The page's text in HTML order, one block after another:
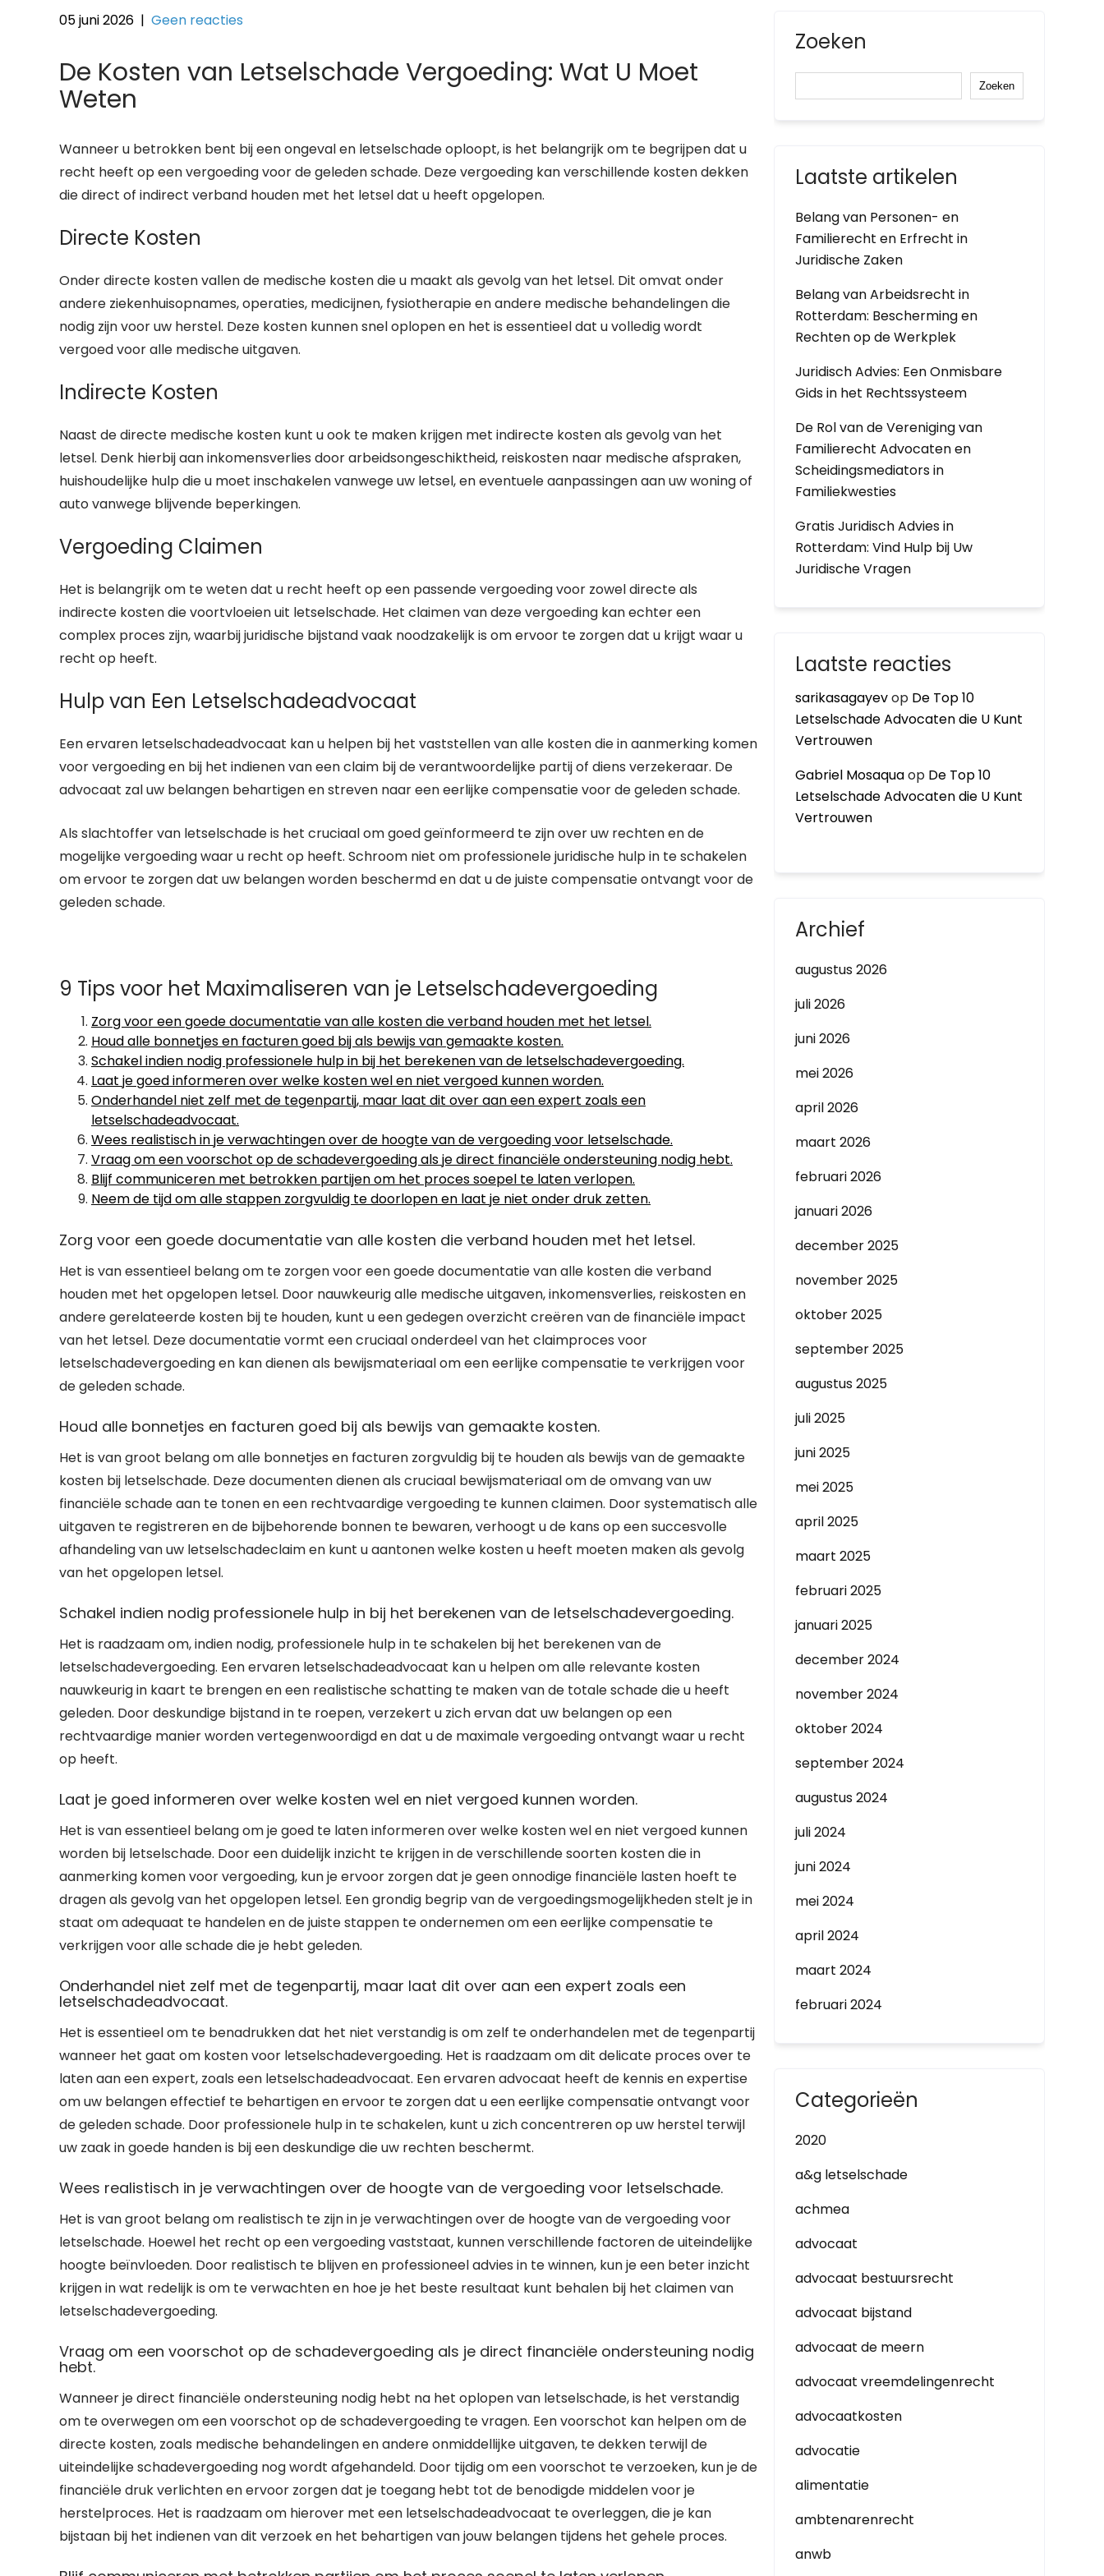
05 juni 2026 | Geen reacties
De Kosten van Letselschade Vergoeding: Wat U Moet
Weten
Wanneer u betrokken bent bij een ongeval en letselschade oploopt, is het belangrijk om te begrijpen dat u
recht heeft op een vergoeding voor de geleden schade. Deze vergoeding kan verschillende kosten dekken
die direct of indirect verband houden met het letsel dat u heeft opgelopen.
Directe Kosten
Onder directe kosten vallen de medische kosten die u maakt als gevolg van het letsel. Dit omvat onder
andere ziekenhuisopnames, operaties, medicijnen, fysiotherapie en andere medische behandelingen die
nodig zijn voor uw herstel. Deze kosten kunnen snel oplopen en het is essentieel dat u volledig wordt
vergoed voor alle medische uitgaven.
Indirecte Kosten
Naast de directe medische kosten kunt u ook te maken krijgen met indirecte kosten als gevolg van het
letsel. Denk hierbij aan inkomensverlies door arbeidsongeschiktheid, reiskosten naar medische afspraken,
huishoudelijke hulp die u moet inschakelen vanwege uw letsel, en eventuele aanpassingen aan uw woning of
auto vanwege blijvende beperkingen.
Vergoeding Claimen
Het is belangrijk om te weten dat u recht heeft op een passende vergoeding voor zowel directe als
indirecte kosten die voortvloeien uit letselschade. Het claimen van deze vergoeding kan echter een
complex proces zijn, waarbij juridische bijstand vaak noodzakelijk is om ervoor te zorgen dat u krijgt waar u
recht op heeft.
Hulp van Een Letselschadeadvocaat
Een ervaren letselschadeadvocaat kan u helpen bij het vaststellen van alle kosten die in aanmerking komen
voor vergoeding en bij het indienen van een claim bij de verantwoordelijke partij of diens verzekeraar. De
advocaat zal uw belangen behartigen en streven naar een eerlijke compensatie voor de geleden schade.
Als slachtoffer van letselschade is het cruciaal om goed geïnformeerd te zijn over uw rechten en de
mogelijke vergoeding waar u recht op heeft. Schroom niet om professionele juridische hulp in te schakelen
om ervoor te zorgen dat uw belangen worden beschermd en dat u de juiste compensatie ontvangt voor de
geleden schade.
9 Tips voor het Maximaliseren van je Letselschadevergoeding
Zorg voor een goede documentatie van alle kosten die verband houden met het letsel.
Houd alle bonnetjes en facturen goed bij als bewijs van gemaakte kosten.
Schakel indien nodig professionele hulp in bij het berekenen van de letselschadevergoeding.
Laat je goed informeren over welke kosten wel en niet vergoed kunnen worden.
Onderhandel niet zelf met de tegenpartij, maar laat dit over aan een expert zoals een
letselschadeadvocaat.
Wees realistisch in je verwachtingen over de hoogte van de vergoeding voor letselschade.
Vraag om een voorschot op de schadevergoeding als je direct financiële ondersteuning nodig hebt.
Blijf communiceren met betrokken partijen om het proces soepel te laten verlopen.
Neem de tijd om alle stappen zorgvuldig te doorlopen en laat je niet onder druk zetten.
Zorg voor een goede documentatie van alle kosten die verband houden met het letsel.
Het is van essentieel belang om te zorgen voor een goede documentatie van alle kosten die verband
houden met het opgelopen letsel. Door nauwkeurig alle medische uitgaven, inkomensverlies, reiskosten en
andere gerelateerde kosten bij te houden, kunt u een gedegen overzicht creëren van de financiële impact
van het letsel. Deze documentatie vormt een cruciaal onderdeel van het claimproces voor
letselschadevergoeding en kan dienen als bewijsmateriaal om een eerlijke compensatie te verkrijgen voor
de geleden schade.
Houd alle bonnetjes en facturen goed bij als bewijs van gemaakte kosten.
Het is van groot belang om alle bonnetjes en facturen zorgvuldig bij te houden als bewijs van de gemaakte
kosten bij letselschade. Deze documenten dienen als cruciaal bewijsmateriaal om de omvang van uw
financiële schade aan te tonen en een rechtvaardige vergoeding te kunnen claimen. Door systematisch alle
uitgaven te registreren en de bijbehorende bonnen te bewaren, verhoogt u de kans op een succesvolle
afhandeling van uw letselschadeclaim en kunt u aantonen welke kosten u heeft moeten maken als gevolg
van het opgelopen letsel.
Schakel indien nodig professionele hulp in bij het berekenen van de letselschadevergoeding.
Het is raadzaam om, indien nodig, professionele hulp in te schakelen bij het berekenen van de
letselschadevergoeding. Een ervaren letselschadeadvocaat kan u helpen om alle relevante kosten
nauwkeurig in kaart te brengen en een realistische schatting te maken van de totale schade die u heeft
geleden. Door deskundige bijstand in te roepen, verzekert u zich ervan dat uw belangen op een
rechtvaardige manier worden vertegenwoordigd en dat u de maximale vergoeding ontvangt waar u recht
op heeft.
Laat je goed informeren over welke kosten wel en niet vergoed kunnen worden.
Het is van essentieel belang om je goed te laten informeren over welke kosten wel en niet vergoed kunnen
worden bij letselschade. Door een duidelijk inzicht te krijgen in de verschillende soorten kosten die in
aanmerking komen voor vergoeding, kun je ervoor zorgen dat je geen onnodige financiële lasten hoeft te
dragen als gevolg van het opgelopen letsel. Een grondig begrip van de vergoedingsmogelijkheden stelt je in
staat om adequaat te handelen en de juiste stappen te ondernemen om een eerlijke compensatie te
verkrijgen voor alle schade die je hebt geleden.
Onderhandel niet zelf met de tegenpartij, maar laat dit over aan een expert zoals een
letselschadeadvocaat.
Het is essentieel om te benadrukken dat het niet verstandig is om zelf te onderhandelen met de tegenpartij
wanneer het gaat om kosten voor letselschadevergoeding. Het is raadzaam om dit delicate proces over te
laten aan een expert, zoals een letselschadeadvocaat. Een ervaren advocaat heeft de kennis en expertise
om uw belangen effectief te behartigen en ervoor te zorgen dat u een eerlijke compensatie ontvangt voor
de geleden schade. Door professionele hulp in te schakelen, kunt u zich concentreren op uw herstel terwijl
uw zaak in goede handen is bij een deskundige die uw rechten beschermt.
Wees realistisch in je verwachtingen over de hoogte van de vergoeding voor letselschade.
Het is van groot belang om realistisch te zijn in je verwachtingen over de hoogte van de vergoeding voor
letselschade. Hoewel het recht op een vergoeding vaststaat, kunnen verschillende factoren de uiteindelijke
hoogte beïnvloeden. Door realistisch te blijven en professioneel advies in te winnen, kun je een beter inzicht
krijgen in wat redelijk is om te verwachten en hoe je het beste resultaat kunt behalen bij het claimen van
letselschadevergoeding.
Vraag om een voorschot op de schadevergoeding als je direct financiële ondersteuning nodig
hebt.
Wanneer je direct financiële ondersteuning nodig hebt na het oplopen van letselschade, is het verstandig
om te overwegen om een voorschot op de schadevergoeding te vragen. Een voorschot kan helpen om de
directe kosten, zoals medische behandelingen en andere onmiddellijke uitgaven, te dekken terwijl de
uiteindelijke schadevergoeding nog wordt afgehandeld. Door tijdig om een voorschot te verzoeken, kun je de
financiële druk verlichten en ervoor zorgen dat je toegang hebt tot de benodigde middelen voor je
herstelproces. Het is raadzaam om hierover met een letselschadeadvocaat te overleggen, die je kan
bijstaan bij het indienen van dit verzoek en het behartigen van jouw belangen tijdens het gehele proces.
Zoeken
Zoeken
Laatste artikelen
Belang van Personen- en
Familierecht en Erfrecht in
Juridische Zaken
Belang van Arbeidsrecht in
Rotterdam: Bescherming en
Rechten op de Werkplek
Juridisch Advies: Een Onmisbare
Gids in het Rechtssysteem
De Rol van de Vereniging van
Familierecht Advocaten en
Scheidingsmediators in
Familiekwesties
Gratis Juridisch Advies in
Rotterdam: Vind Hulp bij Uw
Juridische Vragen
Laatste reacties
sarikasagayevop De Top 10
Letselschade Advocaten die U Kunt
Vertrouwen
Gabriel Mosaquaop De Top 10
Letselschade Advocaten die U Kunt
Vertrouwen
Archief
augustus 2026
juli 2026
juni 2026
mei 2026
april 2026
maart 2026
februari 2026
januari 2026
december 2025
november 2025
oktober 2025
september 2025
augustus 2025
juli 2025
juni 2025
mei 2025
april 2025
maart 2025
februari 2025
januari 2025
december 2024
november 2024
oktober 2024
september 2024
augustus 2024
juli 2024
juni 2024
mei 2024
april 2024
maart 2024
februari 2024
Categorieën
2020
a&g letselschade
achmea
advocaat
advocaat bestuursrecht
advocaat bijstand
advocaat de meern
advocaat vreemdelingenrecht
advocaatkosten
advocatie
alimentatie
ambtenarenrecht
anwb